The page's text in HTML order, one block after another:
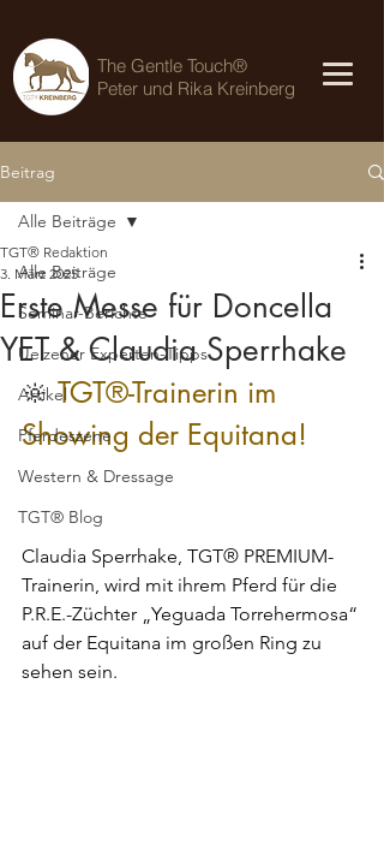
The Gentle Touch®
Peter und Rika Kreinberg
Beitrag
Alle Beiträge
Seminar-Berichte
Uelzener Experten-Tipps
Artikel
Pferdeszene
Western & Dressage
TGT® Blog
Alle Beiträge
Erste Messe für Doncella
YET & Claudia Sperrhake
TGT® Redaktion
3. März 2025
🔆 TGT®-Trainerin im
Showing der Equitana!
Claudia Sperrhake, TGT® PREMIUM-
Trainerin, wird mit ihrem Pferd für die
P.R.E.-Züchter „Yeguada Torrehermosa“
auf der Equitana im großen Ring zu
sehen sein.